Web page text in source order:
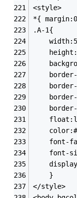
<style>
*{
.A-1{
font-
font-
	}
</style>